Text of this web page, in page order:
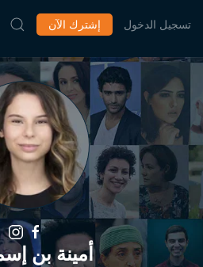
إشترك الآن تسجيل الدخول
أمينة بن